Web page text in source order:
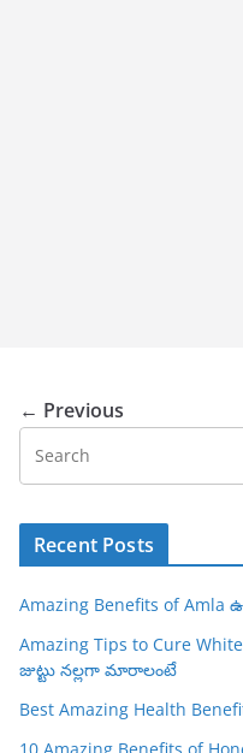
← Previous
Recent Posts
Amazing Benefits of
Amazing Tips to Cure
జుట్టు నల్లగా మారాలంటే
Best Amazing Health